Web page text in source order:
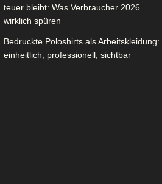
teuer bleibt: Was Verbraucher 2026
wirklich spüren
Bedruckte Poloshirts als Arbeitskleidung:
einheitlich, professionell, sichtbar